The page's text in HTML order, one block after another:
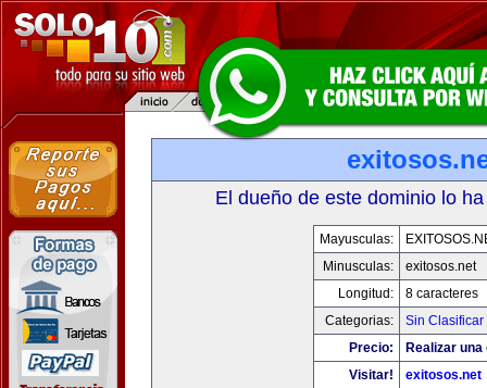
El dueño de este dominio lo
Mayusculas:
Minusculas:
exitosos.net
Longitud:
8 caracteres
Categorias:
Sin Clasificar
Precio:
Realizar
Visitar!
exitosos.net